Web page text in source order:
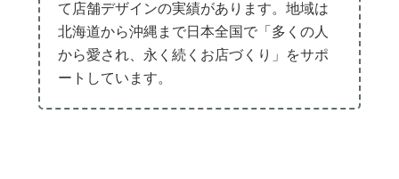
て店舗デザインの実績があります。地域は
北海道から沖縄まで日本全国で「多くの人
から愛され、永く続くお店づくり」をサポ
ートしています。